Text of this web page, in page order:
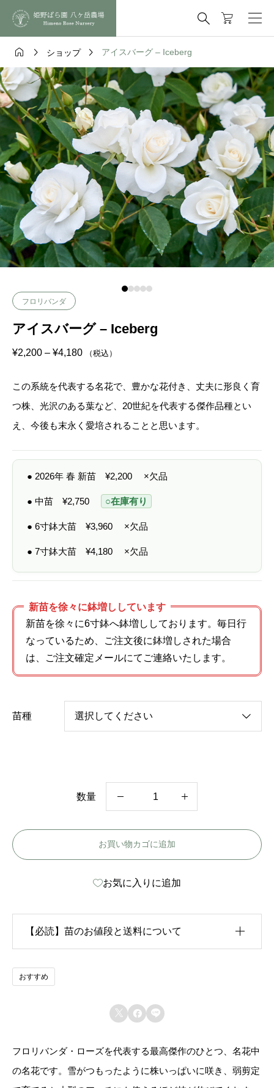

  ショップ  アイスバーグ – Iceberg
フロリバンダ
アイスバーグ – Iceberg
¥2,200 – ¥4,180価
¥
2
,
2
0
–
¥
,
8
（税込）
この系統を代表する名花で、豊かな花付き、丈夫に形良く育
つ株、光沢のある葉など、20世紀を代表する傑作品種とい
え、今後も末永く愛培されることと思います。
● 2026年 春 新苗 ¥2,200 ×欠品
● 中苗 ¥2,750 ○在庫有り
● 6寸鉢大苗 ¥3,960 ×欠品
● 7寸鉢大苗 ¥4,180 ×欠品
新苗を徐々に鉢増ししています
新苗を徐々に6寸鉢へ鉢増ししております。毎日行
なっているため、ご注文後に鉢増しされた場合
は、ご注文確定メールにてご連絡いたします。
苗種
数量
ス
ー
e
お買い物カゴに追加
お気に入りに追加
【必読】苗のお値段と送料について
生育状況が各苗、また季節ごとに異なるため、苗のお
値段は「概算価格」
また、送料につきましては、苗の種類、生育形態、生
ト上では未記載
となっております。
おすすめ
  
フロリバンダ・ローズを代表する最高傑作のひとつ、名花中
の名花です。雪がつもったように株いっぱいに咲き、弱剪定